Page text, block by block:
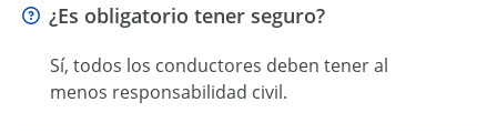
¿Es obligatorio tener seguro?
Sí, todos los conductores deben tener al
menos responsabilidad civil.